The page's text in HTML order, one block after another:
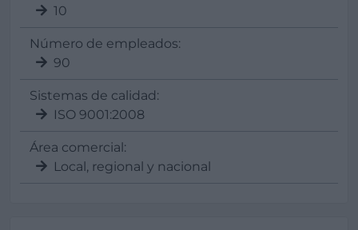
10
Número de empleados:
90
Sistemas de calidad:
ISO 9001:2008
Área comercial:
Local, regional y nacional